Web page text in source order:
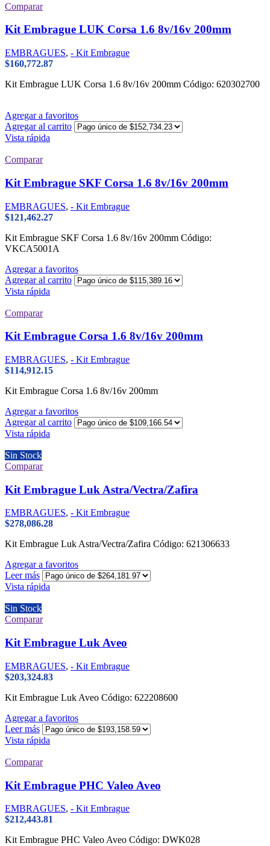
Comparar
Kit Embrague LUK Corsa 1.6 8v/16v 200mm
EMBRAGUES, - Kit Embrague
$160,772.87
Kit Embrague LUK Corsa 1.6 8v/16v 200mm Código: 620302700
Agregar a favoritos
Agregar al carrito
Vista rápida
Comparar
Kit Embrague SKF Corsa 1.6 8v/16v 200mm
EMBRAGUES, - Kit Embrague
$121,462.27
Kit Embrague SKF Corsa 1.6 8v/16v 200mm Código:
VKCA5001A
Agregar a favoritos
Agregar al carrito
Vista rápida
Comparar
Kit Embrague Corsa 1.6 8v/16v 200mm
EMBRAGUES, - Kit Embrague
$114,912.15
Kit Embrague Corsa 1.6 8v/16v 200mm
Agregar a favoritos
Agregar al carrito
Vista rápida
Sin Stock
Comparar
Kit Embrague Luk Astra/Vectra/Zafira
EMBRAGUES, - Kit Embrague
$278,086.28
Kit Embrague Luk Astra/Vectra/Zafira Código: 621306633
Agregar a favoritos
Leer más
Vista rápida
Sin Stock
Comparar
Kit Embrague Luk Aveo
EMBRAGUES, - Kit Embrague
$203,324.83
Kit Embrague Luk Aveo Código: 622208600
Agregar a favoritos
Leer más
Vista rápida
Comparar
Kit Embrague PHC Valeo Aveo
EMBRAGUES, - Kit Embrague
$212,443.81
Kit Embrague PHC Valeo Aveo Código: DWK028